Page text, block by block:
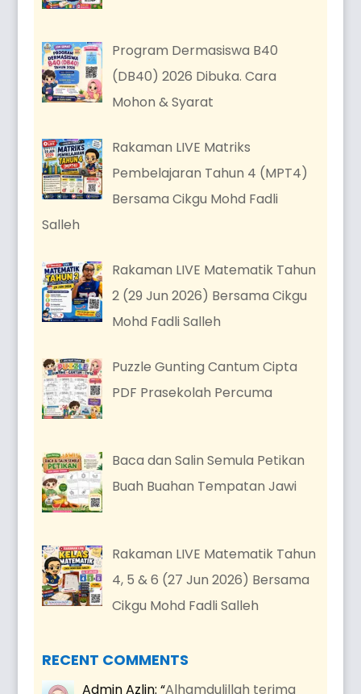
Program Dermasiswa B40
(DB40) 2026 Dibuka. Cara
Mohon & Syarat
Rakaman LIVE Matriks
Pembelajaran Tahun 4 (MPT4)
Bersama Cikgu Mohd Fadli
Salleh
Rakaman LIVE Matematik Tahun
2 (29 Jun 2026) Bersama Cikgu
Mohd Fadli Salleh
Puzzle Gunting Cantum Cipta
PDF Prasekolah Percuma
Baca dan Salin Semula Petikan
Buah Buahan Tempatan Jawi
Rakaman LIVE Matematik Tahun
4, 5 & 6 (27 Jun 2026) Bersama
Cikgu Mohd Fadli Salleh
RECENT COMMENTS
Admin Azlin: “Alhamdulillah terima